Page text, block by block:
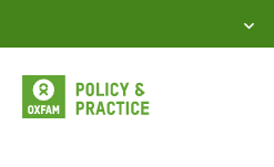
to
content